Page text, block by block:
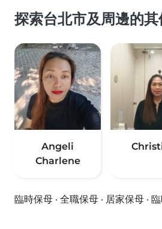
探索台北市及周邊的
Angeli
Charlene
臨時保母 · 全職保母 · 居家保母 ·